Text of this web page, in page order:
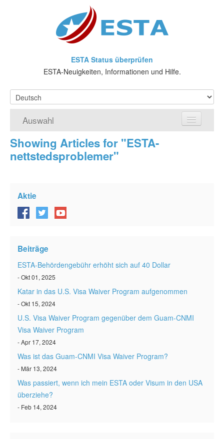
ESTA Status überprüfen
ESTA-Neuigkeiten, Informationen und Hilfe.
Auswahl
Home
ESTA-Antrag
VWP
ESTA Artikel
Kontakt
Showing Articles for "ESTA-
nettstedsproblemer"
Aktie
Beiträge
ESTA-Behördengebühr erhöht sich auf 40 Dollar
- Okt 01, 2025
Katar in das U.S. Visa Waiver Program aufgenommen
- Okt 15, 2024
U.S. Visa Waiver Program gegenüber dem Guam-CNMI
Visa Waiver Program
- Apr 17, 2024
Was ist das Guam-CNMI Visa Waiver Program?
- Mär 13, 2024
Was passiert, wenn ich mein ESTA oder Visum in den USA
überziehe?
- Feb 14, 2024